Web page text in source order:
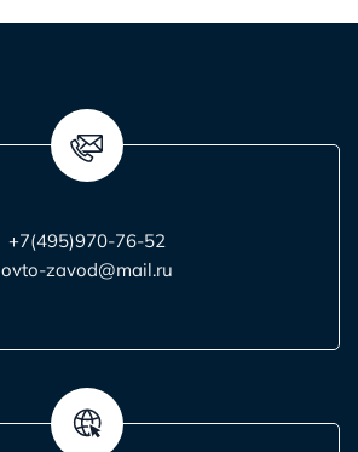
+7(495)970-76-52
ovto-zavod@mail.ru